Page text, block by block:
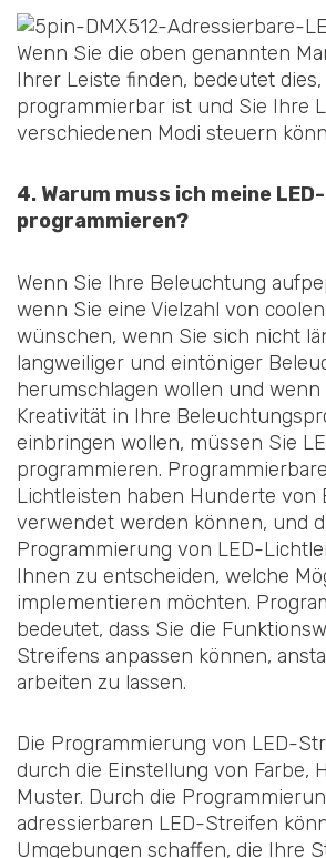
Wenn Sie die oben genannten
Ihrer Leiste finden, bedeutet
programmierbar ist und Sie Ihre
verschiedenen Modi steuern
4. Warum muss ich meine
programmieren?
Wenn Sie Ihre Beleuchtung
wenn Sie eine Vielzahl von
wünschen, wenn Sie sich nicht
langweiliger und eintöniger
herumschlagen wollen und wenn
Kreativität in Ihre
einbringen wollen, müssen Sie
programmieren.
Lichtleisten haben Hunderte von
verwendet werden können, und
Programmierung von LED-
Ihnen zu entscheiden, welche
implementieren möchten.
bedeutet, dass Sie die
Streifens anpassen können,
arbeiten zu lassen.
Die Programmierung von LED-
durch die Einstellung von Farbe,
Muster. Durch die
adressierbaren LED-Streifen
Umgebungen schaffen, die Ihre